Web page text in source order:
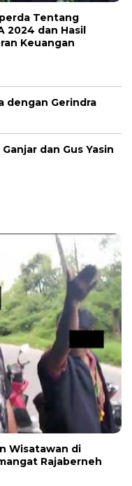
Tentang
2024 dan Hasil
Keuangan
dengan Gerindra
dan Gus Yasin
Wisatawan di
Rajaberneh